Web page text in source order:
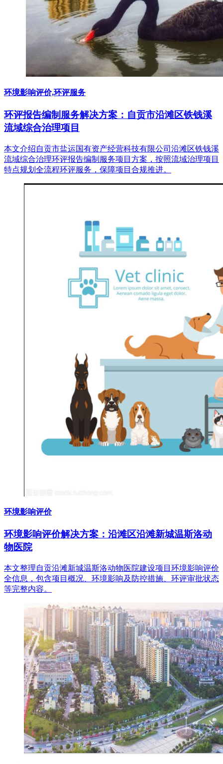
环境影响评价,环评服务
环评报告编制服务解决方案：自贡市沿滩区铁钱溪
流域综合治理项目
本文介绍自贡市盐运国有资产经营科技有限公司沿滩区铁钱溪
流域综合治理环评报告编制服务项目方案，按照流域治理项目
特点规划全流程环评服务，保障项目合规推进。
环境影响评价
环境影响评价解决方案：沿滩区沿滩新城温斯洛动
物医院
本文整理自贡沿滩新城温斯洛动物医院建设项目环境影响评价
全信息，包含项目概况、环境影响及防控措施、环评审批状态
等完整内容。